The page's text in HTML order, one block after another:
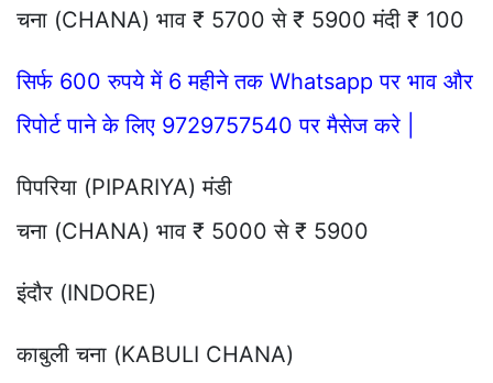
चना (CHANA) भाव ₹ 5700 से ₹ 5900 मंदी ₹ 100
सिर्फ 600 रुपये में 6 महीने तक Whatsapp पर भाव और
रिपोर्ट पाने के लिए 9729757540 पर मैसेज करे |
पिपरिया (PIPARIYA) मंडी
चना (CHANA) भाव ₹ 5000 से ₹ 5900
इंदौर (INDORE)
काबुली चना (KABULI CHANA)